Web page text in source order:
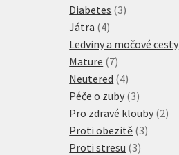
Diabetes 33
Játra 44
produkty
Ledviny a močové cesty
Mature 77
produktů
Neutered 44
produkty
Péče o zuby 33
produkty
Pro zdravé klouby 22
Proti obezitě 33
Proti stresu 33